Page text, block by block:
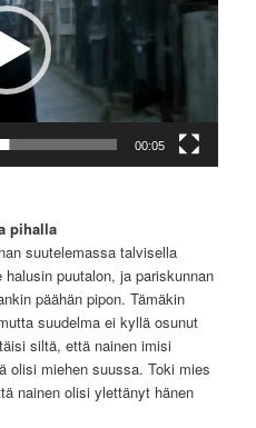
00:05
pihalla
suutelemassa talvisella
puutalon, ja pariskunnan
päähän pipon. Tämäkin
suudelma ei kyllä osunut
siltä, että nainen imisi
olisi miehen suussa. Toki mies
nainen olisi ylettänyt hänen